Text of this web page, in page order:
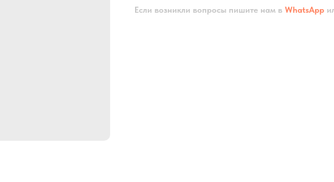
Если возникли вопросы пишите нам в WhatsApp